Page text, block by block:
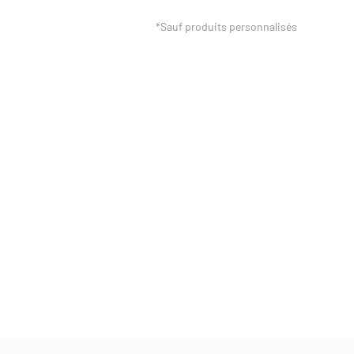
*Sauf produits personnalisés